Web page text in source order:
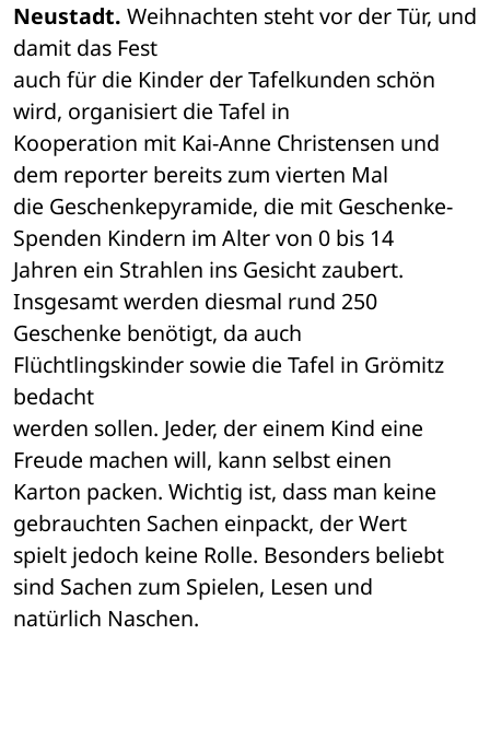
Neustadt. Weihnachten steht vor der Tür, und
damit das Fest
auch für die Kinder der Tafelkunden schön
wird, organisiert die Tafel in
Kooperation mit Kai-Anne Christensen und
dem reporter bereits zum vierten Mal
die Geschenkepyramide, die mit Geschenke-
Spenden Kindern im Alter von 0 bis 14
Jahren ein Strahlen ins Gesicht zaubert.
Insgesamt werden diesmal rund 250
Geschenke benötigt, da auch
Flüchtlingskinder sowie die Tafel in Grömitz
bedacht
werden sollen. Jeder, der einem Kind eine
Freude machen will, kann selbst einen
Karton packen. Wichtig ist, dass man keine
gebrauchten Sachen einpackt, der Wert
spielt jedoch keine Rolle. Besonders beliebt
sind Sachen zum Spielen, Lesen und
natürlich Naschen.